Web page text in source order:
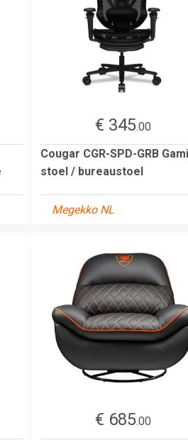
€ 345.00
Cougar CGR-SPD-GRB
stoel / bureaustoel
Megekko NL
€ 685.00